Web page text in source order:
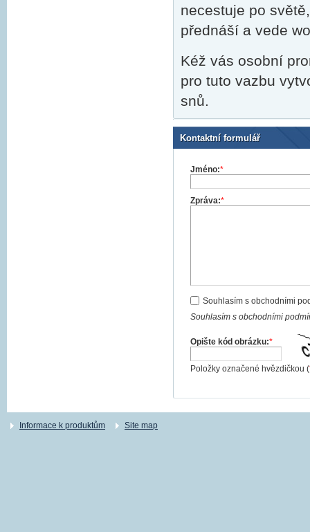
necestuje po
přednáší a vede
Kéž vás osobní
pro tuto vazbu
snů.
Kontaktní formulář
Jméno:*
Zpráva:*
Souhlasím s obchodními
Souhlasím s obchodními
Opište kód obrázku:*
Položky označené hvězdičkou (
Informace k produktům Site map